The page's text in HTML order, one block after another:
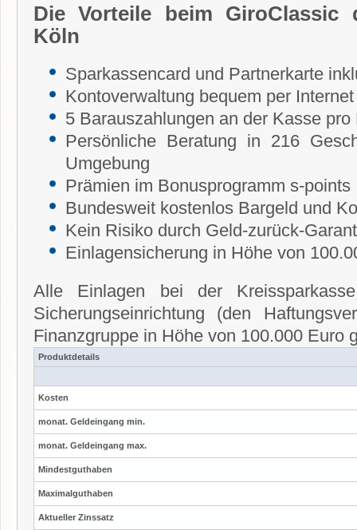
Die Vorteile beim GiroClassic
Köln
Sparkassencard und Partnerkarte
Kontoverwaltung bequem per
5 Barauszahlungen an der Kasse
Persönliche Beratung in 216
Umgebung
Prämien im Bonusprogramm s-points
Bundesweit kostenlos Bargeld und
Kein Risiko durch Geld-zurück-
Einlagensicherung in Höhe von
Alle Einlagen bei der
Sicherungseinrichtung (den
Finanzgruppe in Höhe von 100.000 Euro
Produktdetails
Kosten
monat. Geldeingang min.
monat. Geldeingang max.
Mindestguthaben
Maximalguthaben
Aktueller Zinssatz